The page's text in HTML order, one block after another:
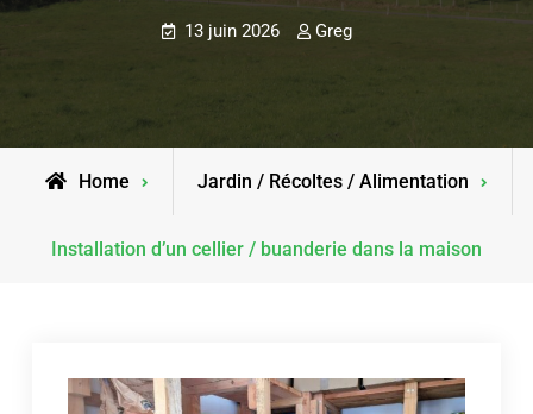
13 juin 2026 Greg
Home Jardin / Récoltes / Alimentation
Installation d’un cellier / buanderie dans la maison